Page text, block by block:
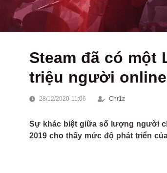
Steam đã có một
triệu người
28/12/2020 11:06 Chr1z
Sự khác biệt giữa số lượng người
2019 cho thấy mức độ phát triển